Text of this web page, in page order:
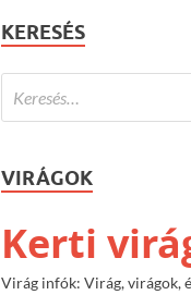
KERESÉS
VIRÁGOK
Kerti
Virág infók: Virág, virágok,